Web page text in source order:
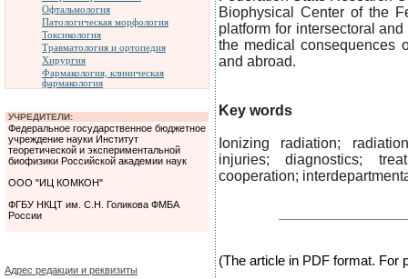
Офтальмология
Патологическая морфология
Токсикология
Травматология и ортопедия
Хирургия
Фармакология, клиническая
фармакология
УЧРЕДИТЕЛИ:
Федеральное государственное бюджетное
учреждение науки Институт
теоретической и экспериментальной
биофизики Российской академии наук
ООО "ИЦ КОМКОН"
ФГБУ НКЦТ им. С.Н. Голикова ФМБА
России
Адрес редакции и реквизиты
Biophysical Center of the
platform for intersectoral
the medical consequences
and abroad.
Key words
Ionizing radiation;
injuries; diagnostics;
cooperation;
(The article in PDF format. For